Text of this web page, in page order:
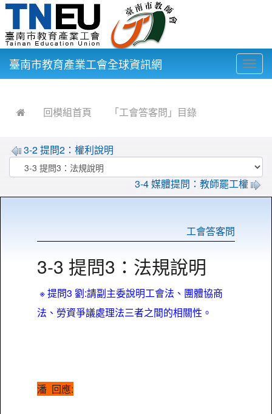
臺南市教育產業工會全球資訊網
回模組首頁 「工會答客問」目錄
3-2 提問2：權利說明
3-4 媒體提問：教師罷工權
工會答客問
3-3 提問3：法規說明
※ 提問3 劉:請副主委說明工會法、團體協商
法、勞資爭議處理法三者之間的相關性。
潘 回應: